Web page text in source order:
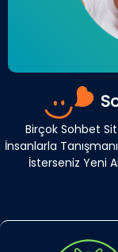
Birçok Sohbet
İnsanlarla
İsterseniz Yeni